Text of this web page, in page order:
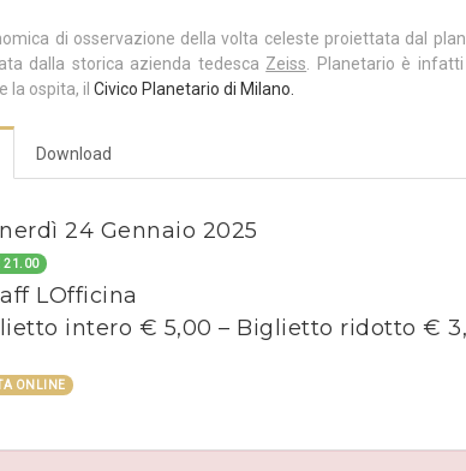
di osservazione della volta celeste proiettata dal
dalla storica azienda tedesca Zeiss . Planetario è
la ospita, il Civico Planetario di Milano.
Download
24 Gennaio 2025
21.00
LOfficina
intero € 5,00 – Biglietto ridotto €
ONLINE